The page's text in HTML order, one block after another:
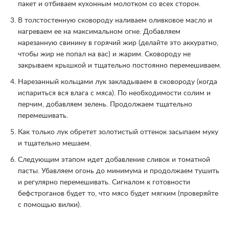
пакет и отбиваем кухонным молотком со всех сторон.
В толстостенную сковороду наливаем оливковое масло и
нагреваем ее на максимальном огне. Добавляем
нарезанную свинину в горячий жир (делайте это аккуратно,
чтобы жир не попал на вас) и жарим. Сковороду не
закрываем крышкой и тщательно постоянно перемешиваем.
Нарезанный кольцами лук закладываем в сковороду (когда
испариться вся влага с мяса). По необходимости солим и
перчим, добавляем зелень. Продолжаем тщательно
перемешивать.
Как только лук обретет золотистый оттенок засыпаем муку
и тщательно мешаем.
Следующим этапом идет добавление сливок и томатной
пасты. Убавляем огонь до минимума и продолжаем тушить
и регулярно перемешивать. Сигналом к готовности
бефстроганов будет то, что мясо будет мягким (проверяйте
с помощью вилки).